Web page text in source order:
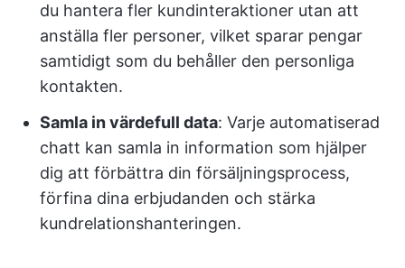
du hantera fler kundinteraktioner utan att
anställa fler personer, vilket sparar pengar
samtidigt som du behåller den personliga
kontakten.
Samla in värdefull data: Varje automatiserad
chatt kan samla in information som hjälper
dig att förbättra din försäljningsprocess,
förfina dina erbjudanden och stärka
kundrelationshanteringen.